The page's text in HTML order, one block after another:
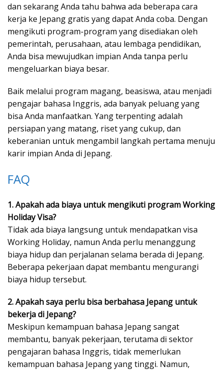
dan sekarang Anda tahu bahwa ada beberapa cara
kerja ke Jepang gratis yang dapat Anda coba. Dengan
mengikuti program-program yang disediakan oleh
pemerintah, perusahaan, atau lembaga pendidikan,
Anda bisa mewujudkan impian Anda tanpa perlu
mengeluarkan biaya besar.
Baik melalui program magang, beasiswa, atau menjadi
pengajar bahasa Inggris, ada banyak peluang yang
bisa Anda manfaatkan. Yang terpenting adalah
persiapan yang matang, riset yang cukup, dan
keberanian untuk mengambil langkah pertama menuju
karir impian Anda di Jepang.
FAQ
1. Apakah ada biaya untuk mengikuti program Working
Holiday Visa?
Tidak ada biaya langsung untuk mendapatkan visa
Working Holiday, namun Anda perlu menanggung
biaya hidup dan perjalanan selama berada di Jepang.
Beberapa pekerjaan dapat membantu mengurangi
biaya hidup tersebut.
2. Apakah saya perlu bisa berbahasa Jepang untuk
bekerja di Jepang?
Meskipun kemampuan bahasa Jepang sangat
membantu, banyak pekerjaan, terutama di sektor
pengajaran bahasa Inggris, tidak memerlukan
kemampuan bahasa Jepang yang tinggi. Namun,